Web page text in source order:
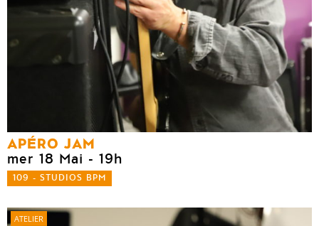
APÉRO JAM
mer 18 Mai - 19h
109 - STUDIOS BPM
ATELIER